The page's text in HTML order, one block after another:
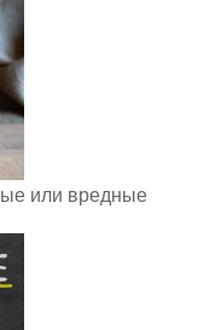
или вредные